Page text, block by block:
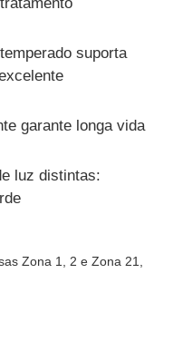
suporta
garante longa vida
luz distintas:
Zona 1, 2 e Zona 21,